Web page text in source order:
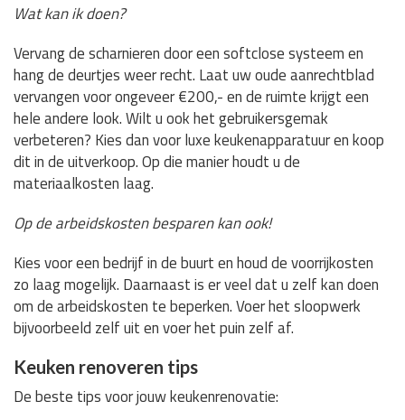
Wat kan ik doen?
Vervang de scharnieren door een softclose systeem en
hang de deurtjes weer recht. Laat uw oude aanrechtblad
vervangen voor ongeveer €200,- en de ruimte krijgt een
hele andere look. Wilt u ook het gebruikersgemak
verbeteren? Kies dan voor luxe keukenapparatuur en koop
dit in de uitverkoop. Op die manier houdt u de
materiaalkosten laag.
Op de arbeidskosten besparen kan ook!
Kies voor een bedrijf in de buurt en houd de voorrijkosten
zo laag mogelijk. Daarnaast is er veel dat u zelf kan doen
om de arbeidskosten te beperken. Voer het sloopwerk
bijvoorbeeld zelf uit en voer het puin zelf af.
Keuken renoveren tips
De beste tips voor jouw keukenrenovatie: